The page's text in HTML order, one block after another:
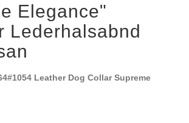
Elegance"
Lederhalsabnd
Leather Dog Collar Supreme